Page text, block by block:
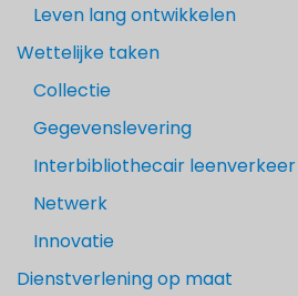
Leven lang ontwikkelen
Wettelijke taken
Collectie
Gegevenslevering
Interbibliothecair
Netwerk
Innovatie
Dienstverlening op maat